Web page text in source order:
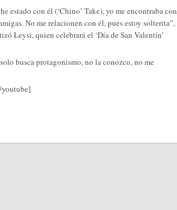
estado con él (‘Chino’ Take), yo me encontraba con
No me relacionen con él, pues estoy solterita”,
Leysi, quien celebrará el ‘Día de San Valentín’
busca protagonismo, no la conozco, no me